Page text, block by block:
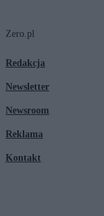
Zero.pl
Redakcja
Newsletter
Newsroom
Reklama
Kontakt